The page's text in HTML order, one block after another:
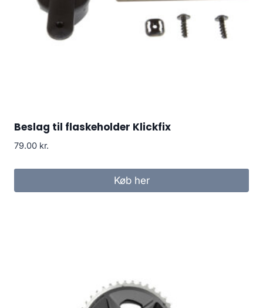
Beslag til flaskeholder Klickfix
79.00 kr.
Køb her